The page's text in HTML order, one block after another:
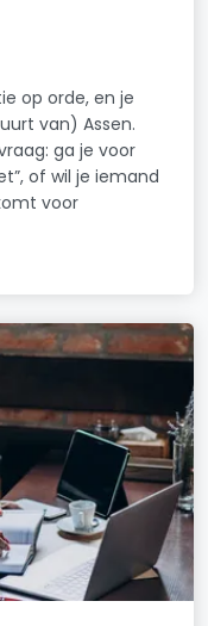
op orde, en je
van) Assen.
ga je voor
of wil je iemand
voor